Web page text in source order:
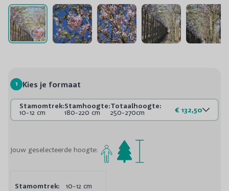
1 Kies je formaat
Stamomtrek:
10-12 cm
Stamhoogte:
180-220 cm
Totaalhoogte:
250-270cm € 132,50
Jouw geselecteerde hoogte:
Stamomtrek:
10-12 cm